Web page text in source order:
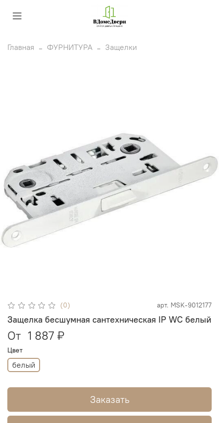
Главная ФУРНИТУРА Защелки
(0) арт. MSK-9012177
Защелка бесшумная сантехническая IP WC белый
От 1 887 ₽
Цвет
белый
Заказать